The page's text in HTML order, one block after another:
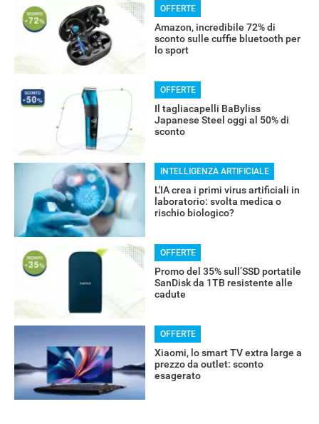
OFFERTE
Amazon, incredibile 72% di
sconto sulle cuffie bluetooth per
lo sport
OFFERTE
Il tagliacapelli BaByliss
Japanese Steel oggi al 50% di
sconto
INTELLIGENZA ARTIFICIALE
L'IA crea i primi virus artificiali in
laboratorio: svolta medica o
rischio biologico?
OFFERTE
Promo del 35% sull’SSD portatile
SanDisk da 1TB resistente alle
cadute
OFFERTE
Xiaomi, lo smart TV extra large a
prezzo da outlet: sconto
esagerato